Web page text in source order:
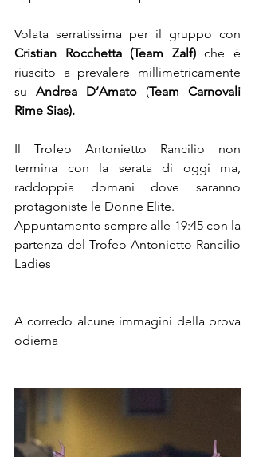
Cristian Rocchetta (Team Zalf) che è
riuscito a prevalere millimetricamente
su Andrea D’Amato (Team Carnovali
Rime Sias).
Il Trofeo Antonietto Rancilio non
termina con la serata di oggi ma,
raddoppia domani dove saranno
protagoniste le Donne Elite.
Appuntamento sempre alle 19:45 con la
partenza del Trofeo Antonietto Rancilio
Ladies
A corredo alcune immagini della prova
odierna